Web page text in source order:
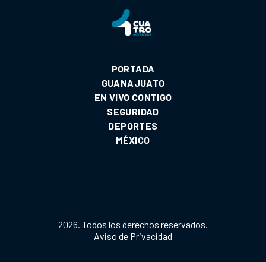
PORTADA
GUANAJUATO
EN VIVO CONTIGO
SEGURIDAD
DEPORTES
MÉXICO
2026. Todos los derechos reservados.
Aviso de Privacidad